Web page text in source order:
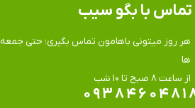
هر روز میتونی باهامون تماس بگیری؛ حتی جمعه
ها
​​​​​​​از ساعت ۸ صبح تا ۱۰ شب
تماس​​​​​​​ با بگو سیب